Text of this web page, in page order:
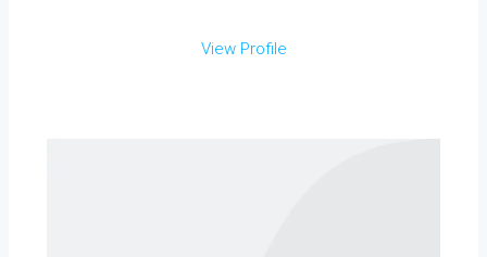
View Profile